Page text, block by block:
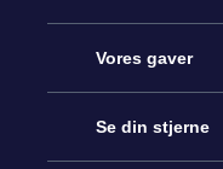
Kundeservice
Kontakt os
Vores gaver
Online
Se din stjerne